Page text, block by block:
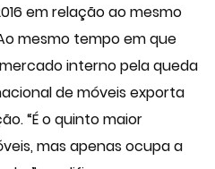
em relação ao mesmo
mesmo tempo em que
interno pela queda
de móveis exporta
“É o quinto maior
mas apenas ocupa a